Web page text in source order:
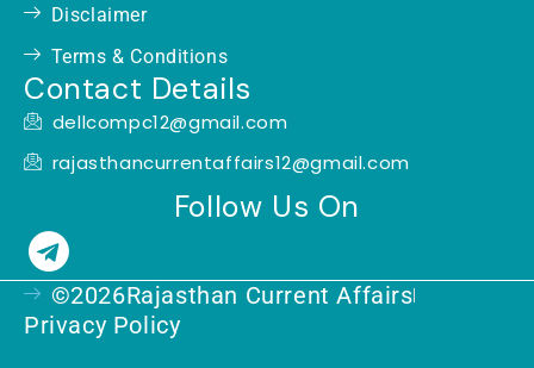
Disclaimer
Terms & Conditions
Contact Details
dellcompc12@gmail.com
rajasthancurrentaffairs12@gmail.com
Follow Us On
T
e
l
©2026Rajasthan Current Affairs
Privacy Policy